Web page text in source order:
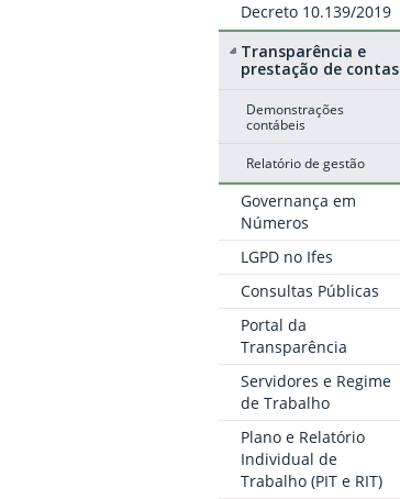
Decreto 10.139/2019
Transparência e
prestação de contas
Demonstrações
contábeis
Relatório de gestão
Governança em
Números
LGPD no Ifes
Consultas Públicas
Portal da
Transparência
Servidores e Regime
de Trabalho
Plano e Relatório
Individual de
Trabalho (PIT e RIT)